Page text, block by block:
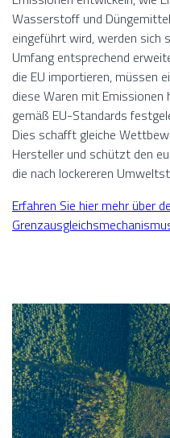
Wasserstoff und
eingeführt wird, werden sich
Umfang entsprechend
die EU importieren, müssen
diese Waren mit
gemäß EU-Standards
Dies schafft gleiche
Hersteller und schützt den
die nach lockereren
Erfahren Sie hier mehr über